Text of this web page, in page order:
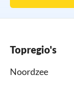
Topregio's
Noordzee